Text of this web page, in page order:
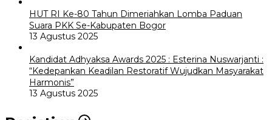
HUT RI Ke-80 Tahun Dimeriahkan Lomba Paduan
Suara PKK Se-Kabupaten Bogor
13 Agustus 2025
Kandidat Adhyaksa Awards 2025 : Esterina Nuswarjanti :
“Kedepankan Keadilan Restoratif Wujudkan Masyarakat
Harmonis”
13 Agustus 2025